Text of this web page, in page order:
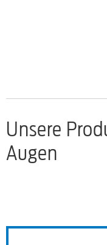
Unsere
Augen